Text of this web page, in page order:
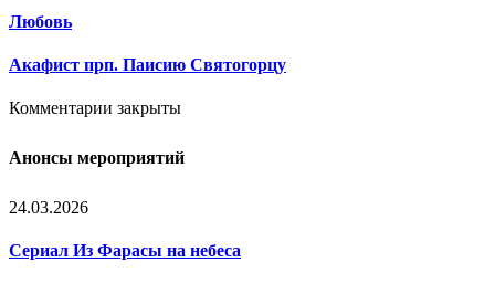
Любовь
Акафист прп. Паисию Святогорцу
Комментарии закрыты
Анонсы мероприятий
24.03.2026
Сериал Из Фарасы на небеса